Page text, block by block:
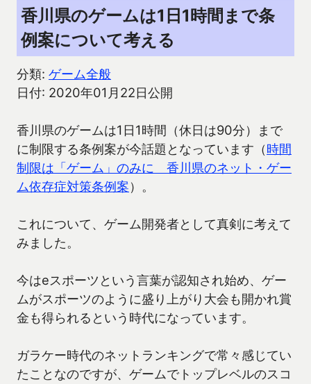
香川県のゲームは1日1時間まで条
例案について考える
分類: ゲーム全般
日付: 2020年01月22日公開
香川県のゲームは1日1時間（休日は90分）まで
に制限する条例案が今話題となっています（時間
制限は「ゲーム」のみに 香川県のネット・ゲー
ム依存症対策条例案）。
これについて、ゲーム開発者として真剣に考えて
みました。
今はeスポーツという言葉が認知され始め、ゲー
ムがスポーツのように盛り上がり大会も開かれ賞
金も得られるという時代になっています。
ガラケー時代のネットランキングで常々感じてい
たことなのですが、ゲームでトップレベルのスコ